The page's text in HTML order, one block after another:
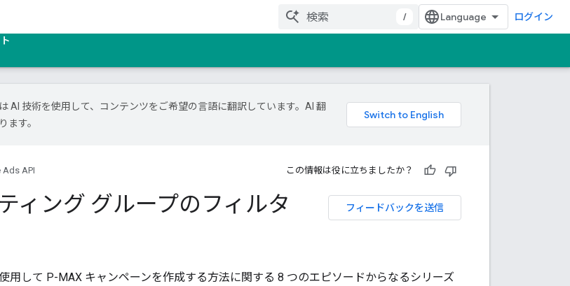
/ ログイン
AI 技術を使用して、コンテンツをご希望の言語に翻訳しています。AI 翻
ます。
API この情報は役に立ちましたか？
フィードバックを送信
ィング グループのフィルタ
用して P-MAX キャンペーンを作成する方法に関する 8 つのエピソードからなるシリーズ